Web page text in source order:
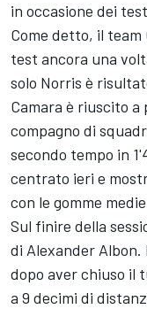
in occasione dei
Come detto, il
test ancora una
solo Norris è
Camara è riuscito a
compagno di
secondo tempo in
centrato ieri e
con le gomme
Sul finire della
di Alexander
dopo aver chiuso il
a 9 decimi di